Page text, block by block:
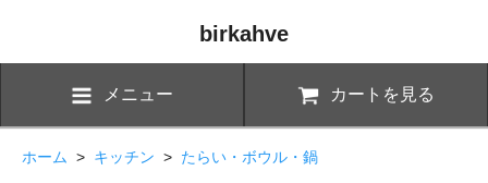
birkahve
メニュー カートを見る
ホーム > キッチン > たらい・ボウル・鍋